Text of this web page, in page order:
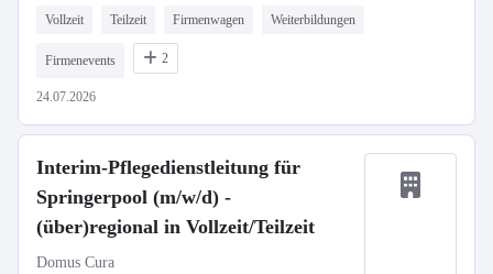
Vollzeit Teilzeit Firmenwagen Weiterbildungen
Firmenevents 2
24.07.2026
Interim-Pflegedienstleitung für
Springerpool (m/w/d) -
(über)regional in Vollzeit/Teilzeit
Domus Cura